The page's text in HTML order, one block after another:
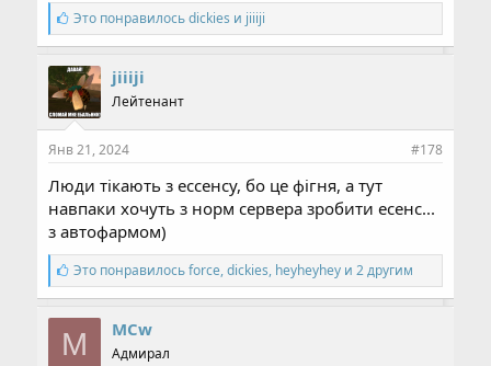
С
и
м
п
а
т
и
:
Это понравилосьdickies и jiiiji
jiiiji
Лейтенант
Янв 21, 2024 #178
Люди тікають з ессенсу, бо це фігня, а тут
навпаки хочуть з норм сервера зробити есенс...
з автофармом)
С
и
м
п
а
т
Это понравилосьforce,dickies, heyheyhey и 2 другим
M MCw
Адмирал